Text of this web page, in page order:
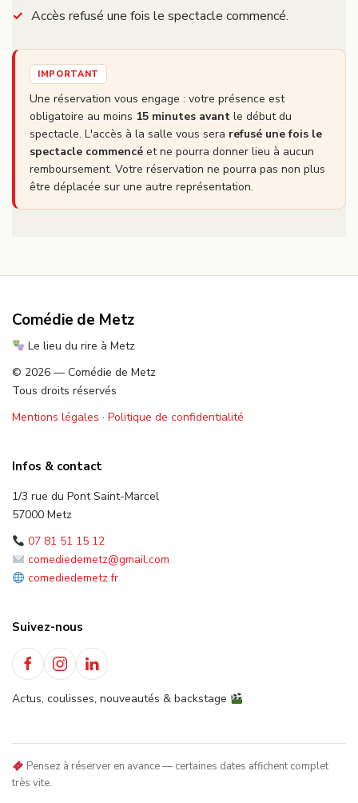
Accès refusé une fois le spectacle commencé.
IMPORTANT
Une réservation vous engage : votre présence est
obligatoire au moins 15 minutes avant le début du
spectacle. L'accès à la salle vous sera refusé une fois le
spectacle commencé et ne pourra donner lieu à aucun
remboursement. Votre réservation ne pourra pas non plus
être déplacée sur une autre représentation.
Comédie de Metz
Le lieu du rire à Metz
© 2026 — Comédie de Metz
Tous droits réservés
Mentions légales · Politique de confidentialité
Infos & contact
1/3 rue du Pont Saint-Marcel
57000 Metz
07 81 51 15 12
comediedemetz@gmail.com
comediedemetz.fr
Suivez-nous
Actus, coulisses, nouveautés & backstage
Pensez à réserver en avance — certaines dates affichent complet
très vite.